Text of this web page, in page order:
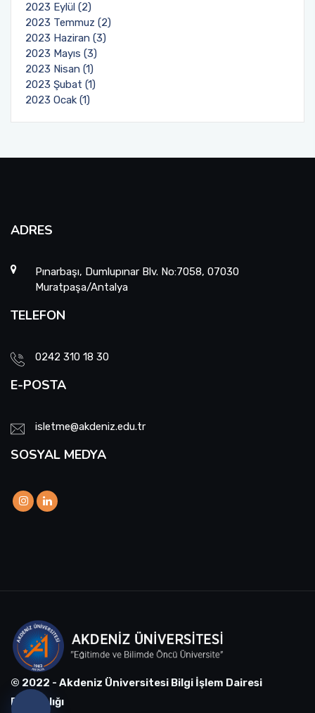
2023 Eylül (2)
2023 Temmuz (2)
2023 Haziran (3)
2023 Mayıs (3)
2023 Nisan (1)
2023 Şubat (1)
2023 Ocak (1)
ADRES
Pınarbaşı, Dumlupınar Blv. No:7058, 07030
Muratpaşa/Antalya
TELEFON
0242 310 18 30
E-POSTA
isletme@akdeniz.edu.tr
SOSYAL MEDYA
© 2022 - Akdeniz Üniversitesi Bilgi İşlem Dairesi
Başkanlığı